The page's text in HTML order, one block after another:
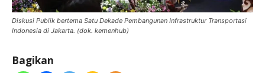
Diskusi Publik bertema Satu Dekade Pembangunan Infrastruktur Transportasi
Indonesia di Jakarta. (dok. kemenhub)
Bagikan